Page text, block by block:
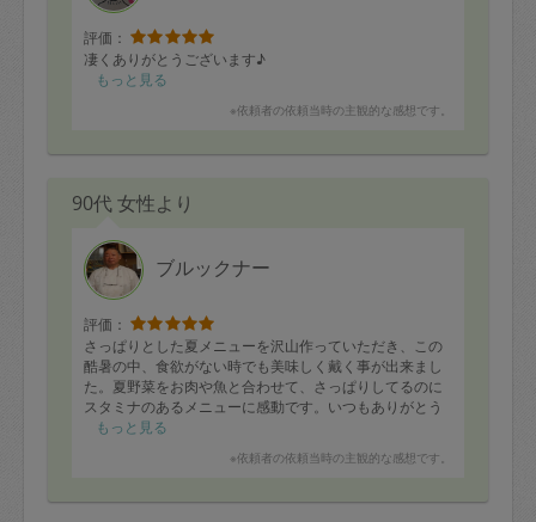
評価：
凄くありがとうございます♪
もっと見る
※依頼者の依頼当時の主観的な感想です。
90代 女性より
ブルックナー
評価：
さっぱりとした夏メニューを沢山作っていただき、この
酷暑の中、食欲がない時でも美味しく戴く事が出来まし
た。夏野菜をお肉や魚と合わせて、さっぱりしてるのに
スタミナのあるメニューに感動です。いつもありがとう
ございます。
もっと見る
※依頼者の依頼当時の主観的な感想です。